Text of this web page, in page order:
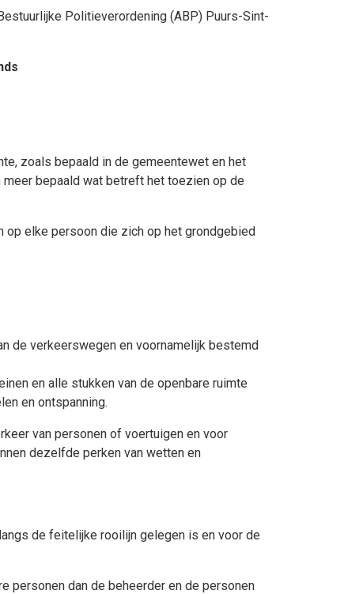
Politieverordening (ABP) Puurs-Sint-
zoals bepaald in de gemeentewet en het
bepaald wat betreft het toezien op de
op elke persoon die zich op het grondgebied
de verkeerswegen en voornamelijk bestemd
en alle stukken van de openbare ruimte
en ontspanning.
van personen of voertuigen en voor
dezelfde perken van wetten en
de feitelijke rooilijn gelegen is en voor de
personen dan de beheerder en de personen